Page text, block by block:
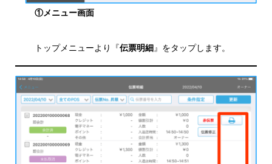
①メニュー画面
トップメニューより『伝票明細』をタップします。